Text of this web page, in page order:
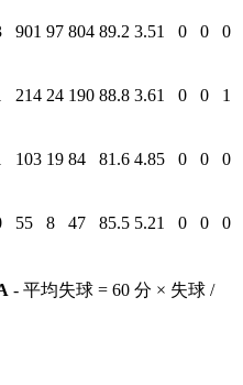
901 97 804 89.2 3.51 0 0 0
214 24 190 88.8 3.61 0 0 1
103 19 84 81.6 4.85 0 0 0
55 8 47 85.5 5.21 0 0 0
- 平均失球 = 60 分 × 失球 /